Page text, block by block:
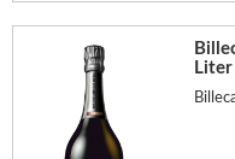
Liter